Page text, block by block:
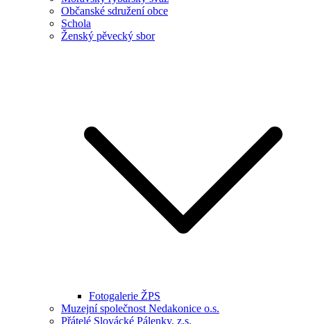
Občanské sdružení obce
Schola
Ženský pěvecký sbor
Fotogalerie ŽPS
Muzejní společnost Nedakonice o.s.
Přátelé Slovácké Pálenky, z.s.